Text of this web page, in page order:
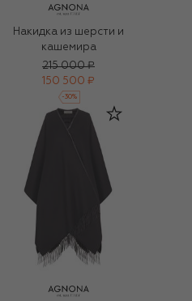
Накидка из шерсти и
кашемира
215 000 ₽
150 500 ₽
-30%